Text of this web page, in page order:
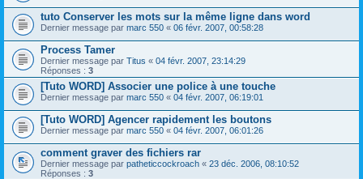
tuto Conserver les mots sur la même ligne dans word
Dernier message par marc 550 « 06 févr. 2007, 00:58:28
Process Tamer
Dernier message par Titus « 04 févr. 2007, 23:14:29
Réponses : 3
[Tuto WORD] Associer une police à une touche
Dernier message par marc 550 « 04 févr. 2007, 06:19:01
[Tuto WORD] Agencer rapidement les boutons
Dernier message par marc 550 « 04 févr. 2007, 06:01:26
comment graver des fichiers rar
Dernier message par patheticcockroach « 23 déc. 2006, 08:10:52
Réponses : 3